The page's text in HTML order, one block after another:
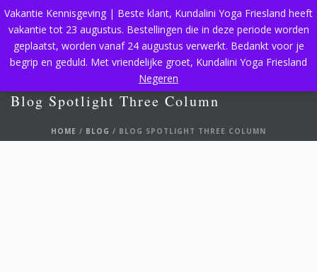
Blog Spotlight Three Column
HOME / BLOG / BLOG SPOTLIGHT THREE COLUMN
Vakantie Kennisgeving | Beste klant, Kundalini Yoga Friesland heeft
vakantie tot 23 augustus. Bestellingen die in deze periode worden
geplaatst, worden vanaf 24 augustus verwerkt. Bedankt voor je
begrip en geduld. Met vriendelijke groet, Kundalini Yoga Friesland
Negeren